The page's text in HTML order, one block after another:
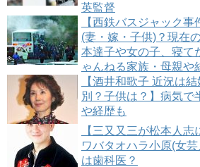
英監督
【西鉄バスジャック
(妻・嫁・子供)？現在
本達子や女の子、寝て
ゃんねる家族・母親や
【酒井和歌子 近況は
別？子供は？】病気で
や経歴も
【三又又三が松本人
ワバタオハラ小原(女
は歯科医？